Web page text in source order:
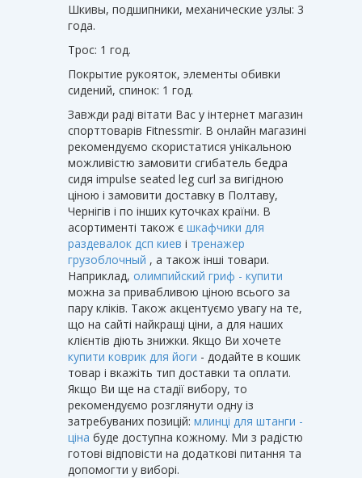
Шкивы, подшипники, механические узлы: 3
года.
Трос: 1 год.
Покрытие рукояток, элементы обивки
сидений, спинок: 1 год.
Завжди раді вітати Вас у інтернет магазин
спорттоварів Fitnessmir. В онлайн магазині
рекомендуємо скористатися унікальною
можливістю замовити сгибатель бедра
сидя impulse seated leg curl за вигідною
ціною і замовити доставку в Полтаву,
Чернігів і по інших куточках країни. В
асортименті також є шкафчики для
раздевалок дсп киев і тренажер
грузоблочный , а також інші товари.
Наприклад, олимпийский гриф - купити
можна за привабливою ціною всього за
пару кліків. Також акцентуємо увагу на те,
що на сайті найкращі ціни, а для наших
клієнтів діють знижки. Якщо Ви хочете
купити коврик для йоги - додайте в кошик
товар і вкажіть тип доставки та оплати.
Якщо Ви ще на стадії вибору, то
рекомендуємо розглянути одну із
затребуваних позицій: млинці для штанги -
ціна буде доступна кожному. Ми з радістю
готові відповісти на додаткові питання та
допомогти у виборі.